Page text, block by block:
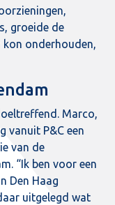
groeide de
kon onderhouden,
Marco,
vanuit P&C een
van de
“Ik ben voor een
Den Haag
uitgelegd wat